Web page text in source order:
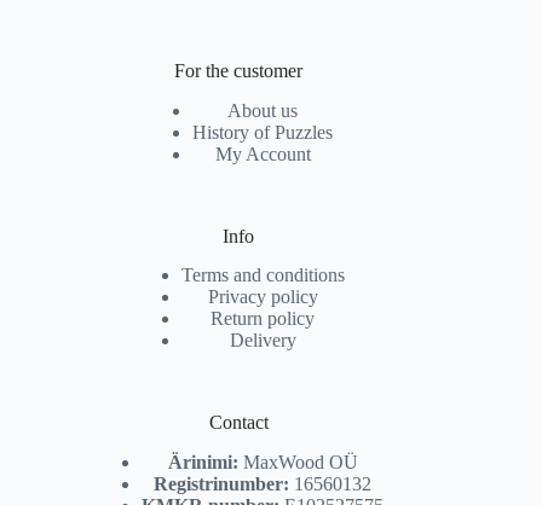
For the customer
About us
History of Puzzles
My Account
Info
Terms and conditions
Privacy policy
Return policy
Delivery
Contact
Ärinimi: MaxWood OÜ
Registrinumber: 16560132